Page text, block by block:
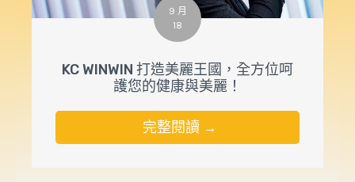
9 月
18
KC WINWIN 打造美麗王國，全方位呵
護您的健康與美麗！
完整閱讀 →